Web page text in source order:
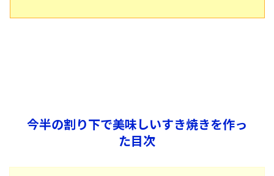
今半の割り下で美味しいすき焼きを作っ
た目次